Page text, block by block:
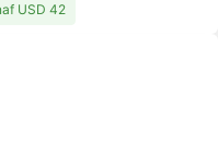
USD 42